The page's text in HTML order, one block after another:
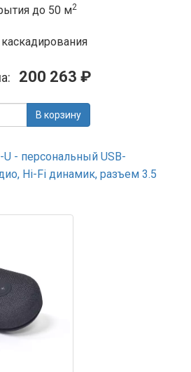
до 50 м2
200 263 ₽
В корзину
- персональный USB-
Hi-Fi динамик, разъем 3.5